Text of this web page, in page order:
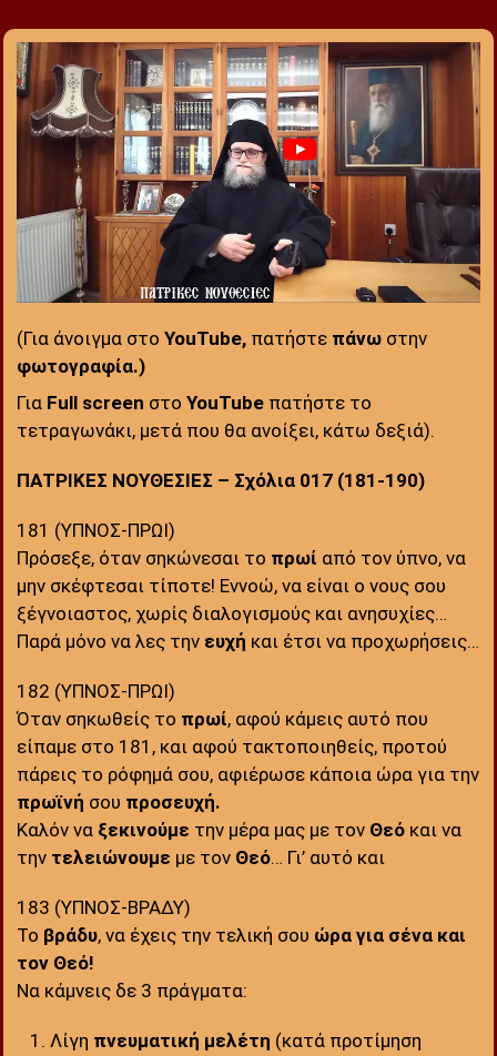
(Για άνοιγμα στο YouTube, πατήστε πάνω στην
φωτογραφία.)
Για Full screen στο YouTube πατήστε το
τετραγωνάκι, μετά που θα ανοίξει, κάτω δεξιά).
ΠΑΤΡΙΚΕΣ ΝΟΥΘΕΣΙΕΣ – Σχόλια 017 (181-190)
181 (ΥΠΝΟΣ-ΠΡΩΙ)
Πρόσεξε, όταν σηκώνεσαι το πρωί από τον ύπνο, να
μην σκέφτεσαι τίποτε! Εννοώ, να είναι ο νους σου
ξέγνοιαστος, χωρίς διαλογισμούς και ανησυχίες…
Παρά μόνο να λες την ευχή και έτσι να προχωρήσεις…
182 (ΥΠΝΟΣ-ΠΡΩΙ)
Όταν σηκωθείς το πρωί, αφού κάμεις αυτό που
είπαμε στο 181, και αφού τακτοποιηθείς, προτού
πάρεις το ρόφημά σου, αφιέρωσε κάποια ώρα για την
πρωϊνή σου προσευχή.
Καλόν να ξεκινούμε την μέρα μας με τον Θεό και να
την τελειώνουμε με τον Θεό… Γι’ αυτό και
183 (ΥΠΝΟΣ-ΒΡΑΔΥ)
Το βράδυ, να έχεις την τελική σου ώρα για σένα και
τον Θεό!
Να κάμνεις δε 3 πράγματα:
Λίγη πνευματική μελέτη (κατά προτίμηση